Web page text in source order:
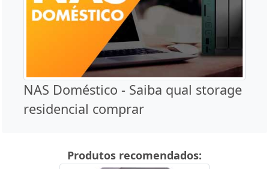
NAS Doméstico - Saiba qual storage
residencial comprar
Produtos recomendados: